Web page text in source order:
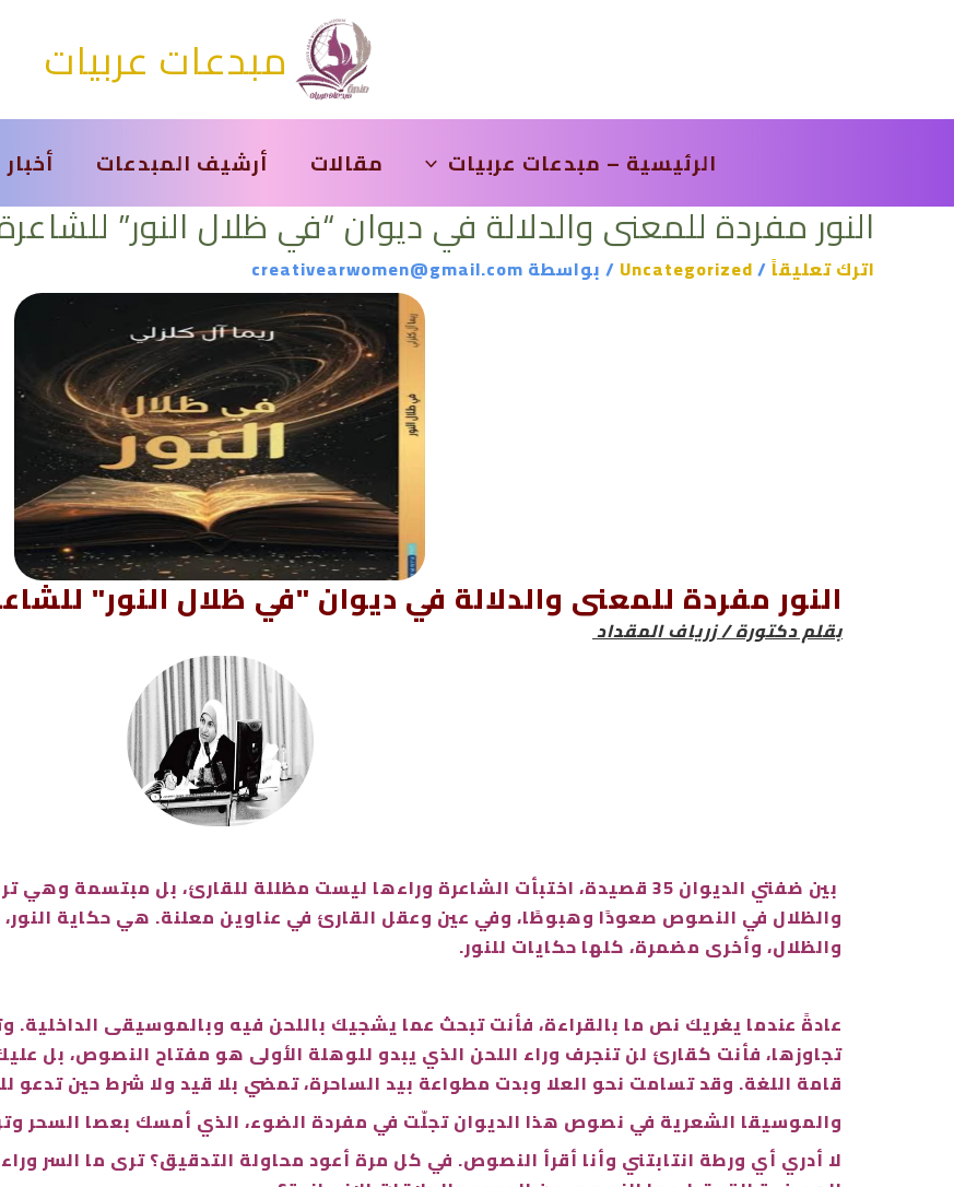
مبدعات عربيات
الرئيسية – مبدعات عربيات مقالات أرشيف المبدعات
النور مفردة للمعنى والدلالة في ديوان “في ظلال النور”
اترك تعليقاً/
Uncategorized / بواسطة creativearwomen@gmail.com
النور مفردة للمعنى والدلالة في ديوان "في ظلال النور"
بقلم دكتورة / زرياف المقداد
بين ضفتي الديوان 35 قصيدة، اختبأت الشاعرة وراءها ليست مظللة للقارئ، بل
والظلال في النصوص صعودًا وهبوطًا، وفي عين وعقل القارئ في عناوين معلنة. هي حكاية النور،
والظلال، وأخرى مضمرة، كلها حكايات للنور.
عادةً عندما يغريك نص ما بالقراءة، فأنت تبحث عما يشجيك باللحن فيه وبالموسيقى
تجاوزها، فأنت كقارئ لن تنجرف وراء اللحن الذي يبدو للوهلة الأولى هو مفتاح النصوص، بل
قامة اللغة. وقد تسامت نحو العلا وبدت مطواعة بيد الساحرة، تمضي بلا قيد ولا شرط حين تدعو
والموسيقا الشعرية في نصوص هذا الديوان تجلّت في مفردة الضوء، الذي أمسك بعصا السحر
لا أدري أي ورطة انتابتني وأنا أقرأ النصوص. في كل مرة أعود محاولة التدقيق؟ ترى ما السر